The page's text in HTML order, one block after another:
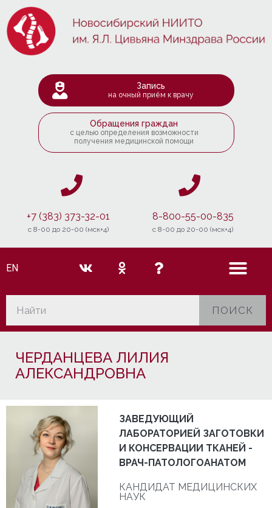
Запись
на очный приём к врачу
Обращения граждан
с целью определения возможности
получения медицинской помощи
+7 (383) 373-32-01
c 8-00 до 20-00 (мск+4)
8-800-55-00-835
c 8-00 до 20-00 (мск+4)
EN
ПОИСК
ЧЕРДАНЦЕВА ЛИЛИЯ
АЛЕКСАНДРОВНА
ЗАВЕДУЮЩИЙ
ЛАБОРАТОРИЕЙ ЗАГОТОВКИ
И КОНСЕРВАЦИИ ТКАНЕЙ -
ВРАЧ-ПАТОЛОГОАНАТОМ
КАНДИДАТ МЕДИЦИНСКИХ
НАУК